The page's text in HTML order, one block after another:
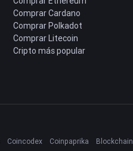
Comprar Cardano
Comprar Polkadot
Comprar Litecoin
Cripto más popular
Coincodex Coinpaprika Blockchain